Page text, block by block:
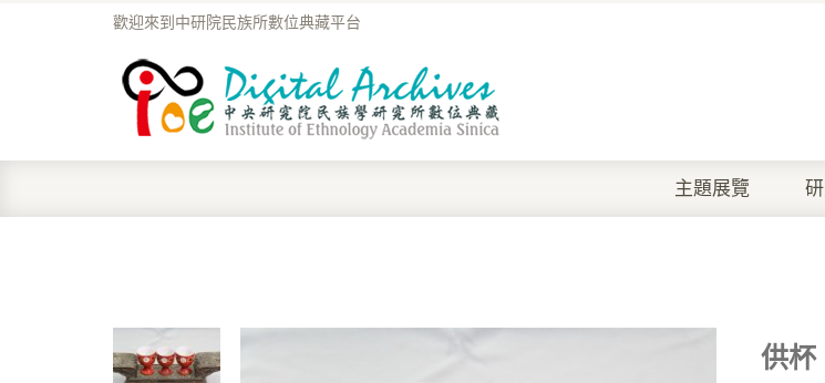
歡迎來到中研院民族所數位典藏平台
主題展覽
供杯